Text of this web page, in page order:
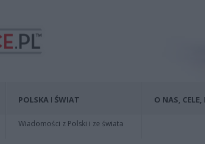
POLSKA I ŚWIAT
Wiadomości z Polski i ze świata
O NAS,